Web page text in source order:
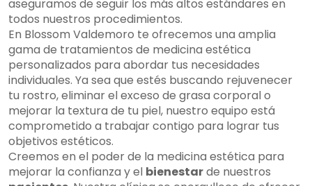
aseguramos de seguir los más altos estándares en
todos nuestros procedimientos.
En Blossom Valdemoro te ofrecemos una amplia
gama de tratamientos de medicina estética
personalizados para abordar tus necesidades
individuales. Ya sea que estés buscando rejuvenecer
tu rostro, eliminar el exceso de grasa corporal o
mejorar la textura de tu piel, nuestro equipo está
comprometido a trabajar contigo para lograr tus
objetivos estéticos.
Creemos en el poder de la medicina estética para
mejorar la confianza y el bienestarde nuestros